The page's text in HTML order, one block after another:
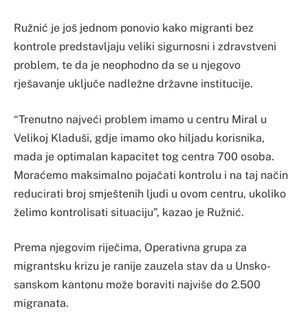
Ružnić je još jednom ponovio kako migranti bez
kontrole predstavljaju veliki sigurnosni i zdravstveni
problem, te da je neophodno da se u njegovo
rješavanje uključe nadležne državne institucije.
“Trenutno najveći problem imamo u centru Miral u
Velikoj Kladuši, gdje imamo oko hiljadu korisnika,
mada je optimalan kapacitet tog centra 700 osoba.
Moraćemo maksimalno pojačati kontrolu i na taj način
reducirati broj smještenih ljudi u ovom centru, ukoliko
želimo kontrolisati situaciju”, kazao je Ružnić.
Prema njegovim riječima, Operativna grupa za
migrantsku krizu je ranije zauzela stav da u Unsko-
sanskom kantonu može boraviti najviše do 2.500
migranata.